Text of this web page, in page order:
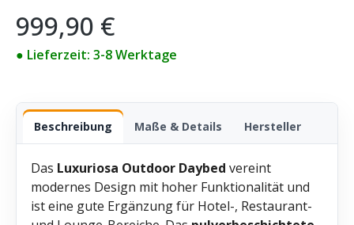
Regulärer Preis:
999,90 €
● Lieferzeit: 3-8 Werktage
Beschreibung Maße & Details Hersteller
Das Luxuriosa Outdoor Daybed vereint
modernes Design mit hoher Funktionalität und
ist eine gute Ergänzung für Hotel-, Restaurant-